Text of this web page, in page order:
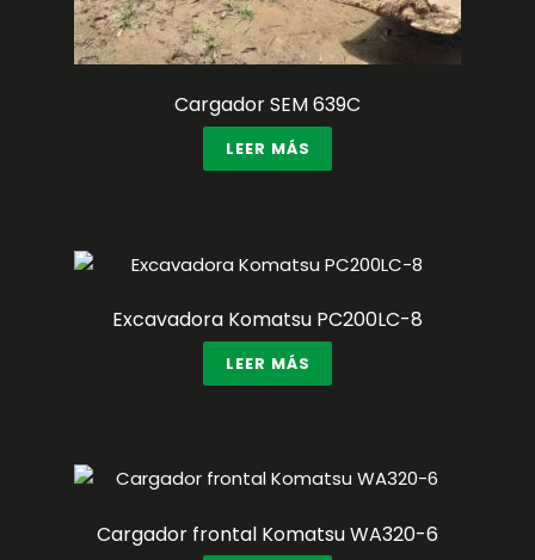
Cargador SEM 639C
LEER MÁS
Excavadora Komatsu PC200LC-8
LEER MÁS
Cargador frontal Komatsu WA320-6